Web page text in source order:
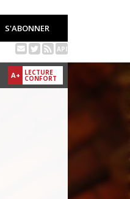
S'ABONNER
API
A+ LECTURE
CONFORT